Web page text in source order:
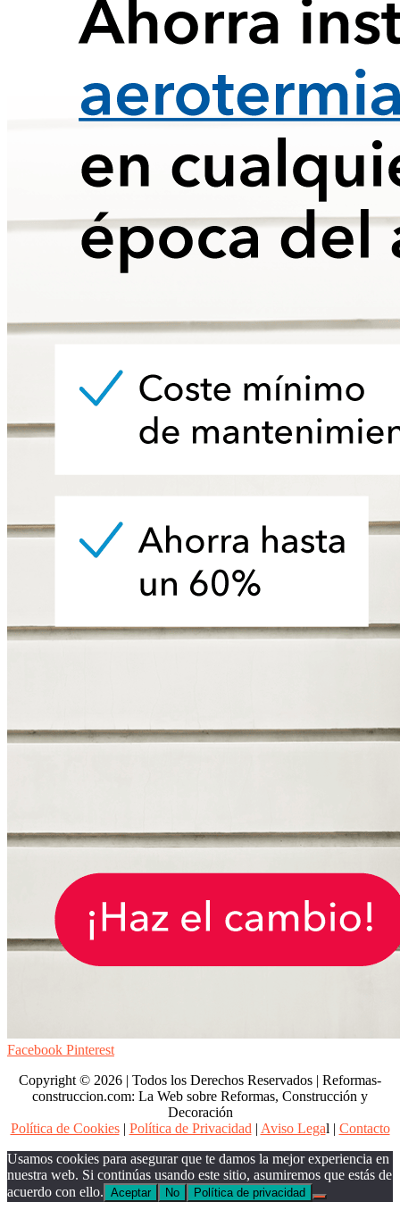
Facebook Pinterest
Copyright © 2026 | Todos los Derechos Reservados | Reformas-
construccion.com: La Web sobre Reformas, Construcción y
Decoración
Política de Cookies| Política de Privacidad | Aviso Legal | Contacto
Usamos cookies para asegurar que te damos la mejor experiencia en
nuestra web. Si continúas usando este sitio, asumiremos que estás de
acuerdo con ello. Aceptar No Política de privacidad